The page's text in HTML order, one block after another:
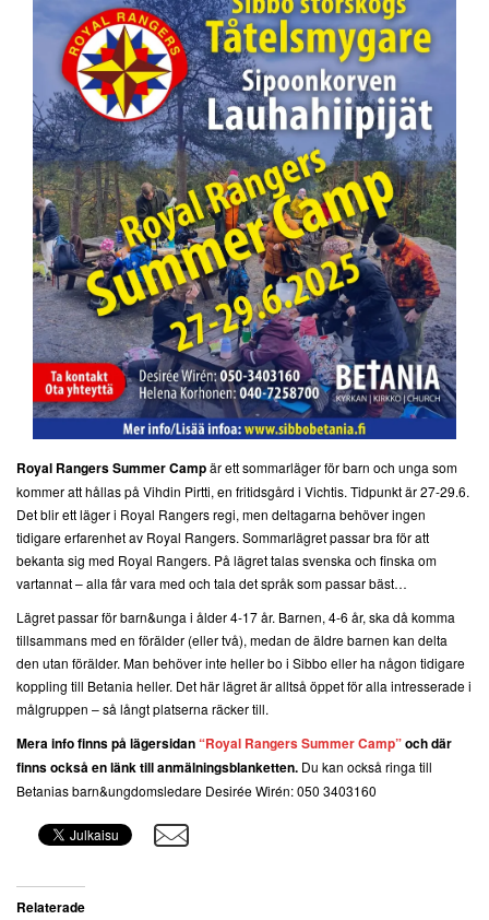
Royal Rangers Summer Campär ett sommarläger för barn och unga som
kommer att hållas på Vihdin Pirtti, en fritidsgård i Vichtis. Tidpunkt är 27-29.6.
Det blir ett läger i Royal Rangers regi, men deltagarna behöver ingen
tidigare erfarenhet av Royal Rangers. Sommarlägret passar bra för att
bekanta sig med Royal Rangers. På lägret talas svenska och finska om
vartannat – alla får vara med och tala det språk som passar bäst…
Lägret passar för barn&unga i ålder 4-17 år. Barnen, 4-6 år, ska då komma
tillsammans med en förälder (eller två), medan de äldre barnen kan delta
den utan förälder. Man behöver inte heller bo i Sibbo eller ha någon tidigare
koppling till Betania heller. Det här lägret är alltså öppet för alla intresserade i
målgruppen – så långt platserna räcker till.
Mera info finns på lägersidan“Royal Rangers Summer Camp”och där
finns också en länk till anmälningsblanketten. Du kan också ringa till
Betanias barn&ungdomsledare Desirée Wirén: 050 3403160
Relaterade